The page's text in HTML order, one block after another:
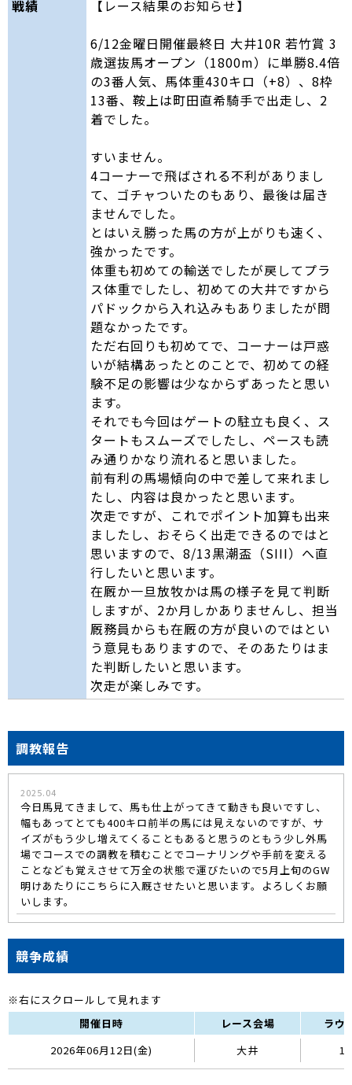
戦績
【レース結果のお知らせ】
6/12金曜日開催最終日 大井10R 若竹賞 3
歳選抜馬オープン（1800m）に単勝8.4倍
の3番人気、馬体重430キロ（+8）、8枠
13番、鞍上は町田直希騎手で出走し、2
着でした。
すいません。
4コーナーで飛ばされる不利がありまし
て、ゴチャついたのもあり、最後は届き
ませんでした。
とはいえ勝った馬の方が上がりも速く、
強かったです。
体重も初めての輸送でしたが戻してプラ
ス体重でしたし、初めての大井ですから
パドックから入れ込みもありましたが問
題なかったです。
ただ右回りも初めてで、コーナーは戸惑
いが結構あったとのことで、初めての経
験不足の影響は少なからずあったと思い
ます。
それでも今回はゲートの駐立も良く、ス
タートもスムーズでしたし、ペースも読
み通りかなり流れると思いました。
前有利の馬場傾向の中で差して来れまし
たし、内容は良かったと思います。
次走ですが、これでポイント加算も出来
ましたし、おそらく出走できるのではと
思いますので、8/13黒潮盃（SIII）へ直
行したいと思います。
在厩か一旦放牧かは馬の様子を見て判断
しますが、2か月しかありませんし、担当
厩務員からも在厩の方が良いのではとい
う意見もありますので、そのあたりはま
た判断したいと思います。
次走が楽しみです。
調教報告
2025.04
今日馬見てきまして、馬も仕上がってきて動きも良いですし、
幅もあってとても400キロ前半の馬には見えないのですが、サ
イズがもう少し増えてくることもあると思うのともう少し外馬
場でコースでの調教を積むことでコーナリングや手前を変える
ことなども覚えさせて万全の状態で運びたいので5月上旬のGW
明けあたりにこちらに入厩させたいと思います。よろしくお願
いします。
競争成績
開催日時 レース会場
ラウ
2026年06月12日(金)
大井 10